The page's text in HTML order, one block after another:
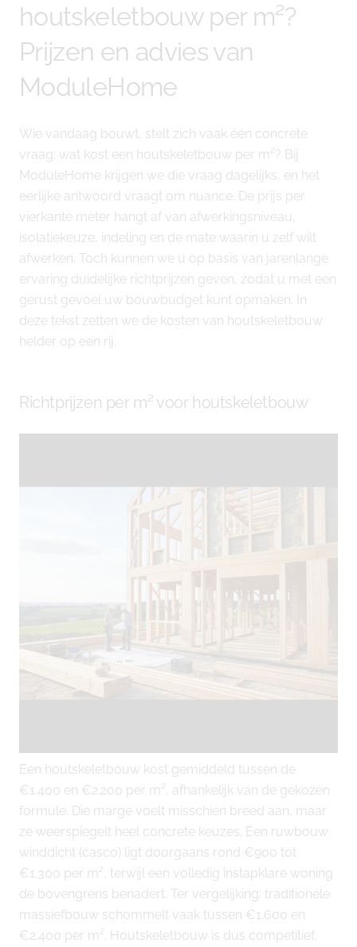
houtskeletbouw per m²?
Prijzen en advies van
ModuleHome
Wie vandaag bouwt, stelt zich vaak één concrete
vraag: wat kost een houtskeletbouw per m²? Bij
ModuleHome krijgen we die vraag dagelijks, en het
eerlijke antwoord vraagt om nuance. De prijs per
vierkante meter hangt af van afwerkingsniveau,
isolatiekeuze, indeling en de mate waarin u zelf wilt
afwerken. Toch kunnen we u op basis van jarenlange
ervaring duidelijke richtprijzen geven, zodat u met een
gerust gevoel uw bouwbudget kunt opmaken. In
deze tekst zetten we de kosten van houtskeletbouw
helder op een rij.
Richtprijzen per m² voor houtskeletbouw
Een houtskeletbouw kost gemiddeld tussen de
€1.400 en €2.200 per m², afhankelijk van de gekozen
formule. Die marge voelt misschien breed aan, maar
ze weerspiegelt heel concrete keuzes. Een ruwbouw
winddicht (casco) ligt doorgaans rond €900 tot
€1.300 per m², terwijl een volledig instapklare woning
de bovengrens benadert. Ter vergelijking: traditionele
massiefbouw schommelt vaak tussen €1.600 en
€2.400 per m². Houtskeletbouw is dus competitief,